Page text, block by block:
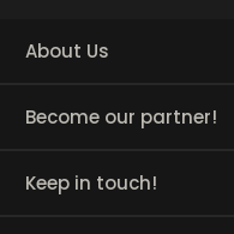
About Us
Become our partner!
Keep in touch!